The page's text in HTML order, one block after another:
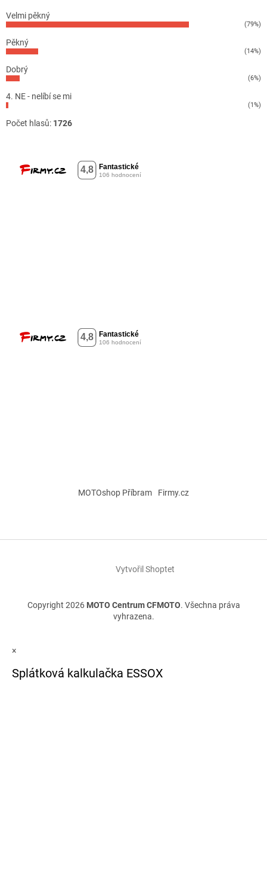
Velmi pěkný
(79%)
Pěkný
(14%)
Dobrý
(6%)
4. NE - nelíbí se mi
(1%)
Počet hlasů: 1726
MOTOshop Příbram Firmy.cz
Vytvořil Shoptet
Copyright 2026 MOTO Centrum CFMOTO. Všechna práva
vyhrazena.
×
Splátková kalkulačka ESSOX